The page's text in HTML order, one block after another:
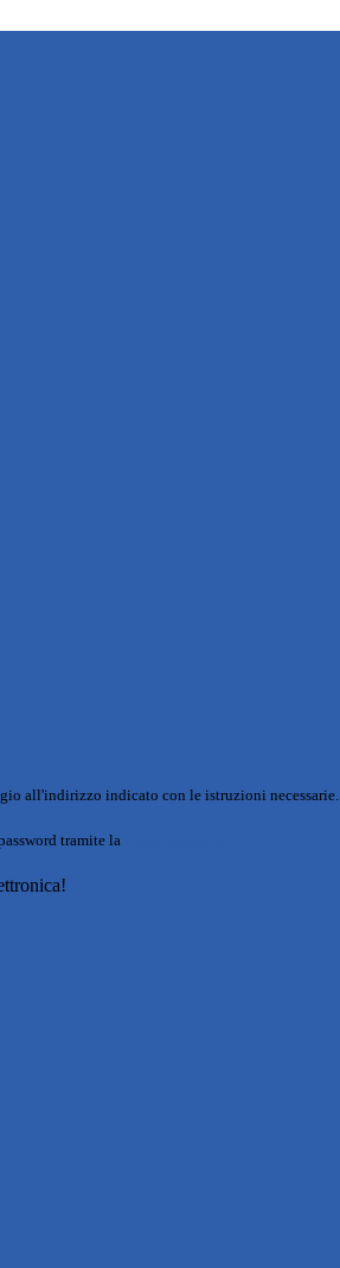
all'indirizzo indicato con le istruzioni necessarie.
tramite la